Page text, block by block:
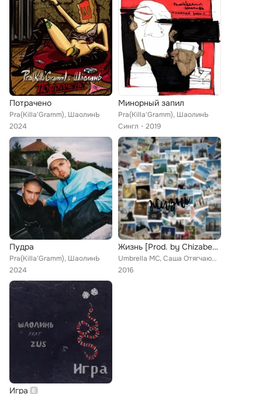
Потрачено
Pra(Killa'Gramm), ШаолинЬ
2024
Минорный запил
Pra(Killa'Gramm), ШаолинЬ
Сингл
2019
Пудра
Pra(Killa'Gramm), ШаолинЬ
2024
Жизнь [Prod. by Chizabeat]
Umbrella MC, Саша Отягчающий, M.J. Marley, Andrew Skat, Гари Гудини feat. T1One, Шаолинь
2016
Игра